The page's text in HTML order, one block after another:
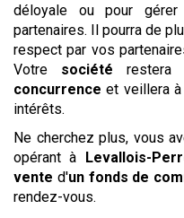
déloyale ou pour
partenaires. Il pourra de
respect par vos
Votre société restera
concurrence et veillera
intérêts.
Ne cherchez plus, vous
opérant à Levallois-
vente d'un fonds de
rendez-vous.